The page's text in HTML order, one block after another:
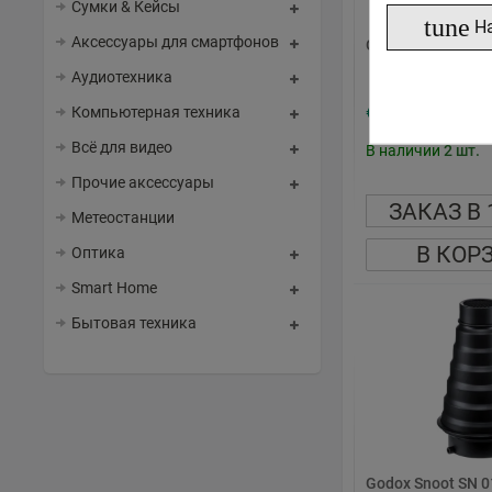
tune
Сумки & Кейсы
Аксессуары для смартфонов
Аудиотехника
Компьютерная техника
Всё для видео
Прочие аксессуары
Метеостанции
Оптика
Smart Home
Бытовая техника
Godox BD 04
€
В наличии2шт.
ЗАКАЗ В
В
Godox Snoot SN